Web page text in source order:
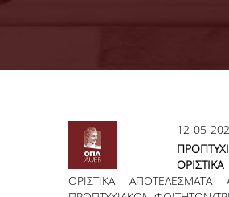
12-05-
ΟΡΙΣΤΙΚΑ